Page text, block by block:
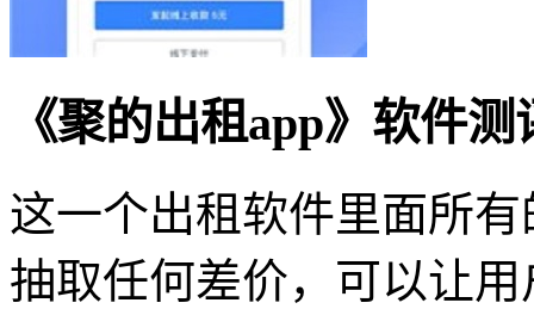
《聚的出租app》软件测
这一个出租软件里面所
抽取任何差价，可以让